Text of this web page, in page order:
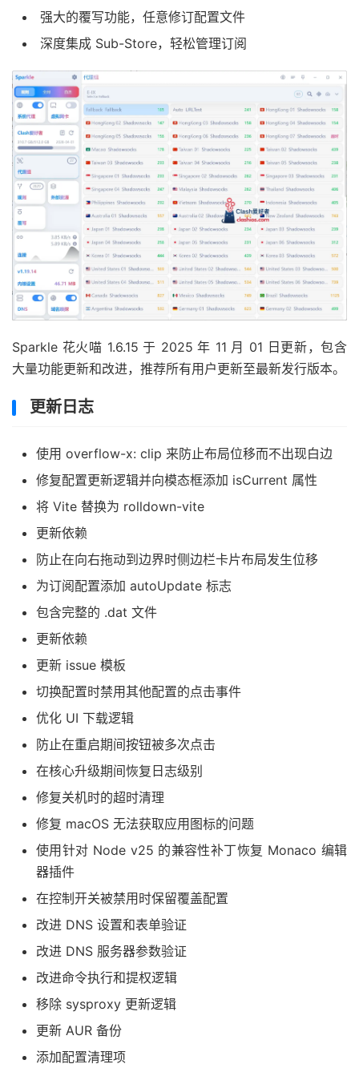
强大的覆写功能，任意修订配置文件
深度集成 Sub-Store，轻松管理订阅
Sparkle 花火喵 1.6.15 于 2025 年 11 月 01 日更新，包含
大量功能更新和改进，推荐所有用户更新至最新发行版本。
更新日志
使用 overflow-x: clip 来防止布局位移而不出现白边
修复配置更新逻辑并向模态框添加 isCurrent 属性
将 Vite 替换为 rolldown-vite
更新依赖
防止在向右拖动到边界时侧边栏卡片布局发生位移
为订阅配置添加 autoUpdate 标志
包含完整的 .dat 文件
更新依赖
更新 issue 模板
切换配置时禁用其他配置的点击事件
优化 UI 下载逻辑
防止在重启期间按钮被多次点击
在核心升级期间恢复日志级别
修复关机时的超时清理
修复 macOS 无法获取应用图标的问题
使用针对 Node v25 的兼容性补丁恢复 Monaco 编辑
器插件
在控制开关被禁用时保留覆盖配置
改进 DNS 设置和表单验证
改进 DNS 服务器参数验证
改进命令执行和提权逻辑
移除 sysproxy 更新逻辑
更新 AUR 备份
添加配置清理项